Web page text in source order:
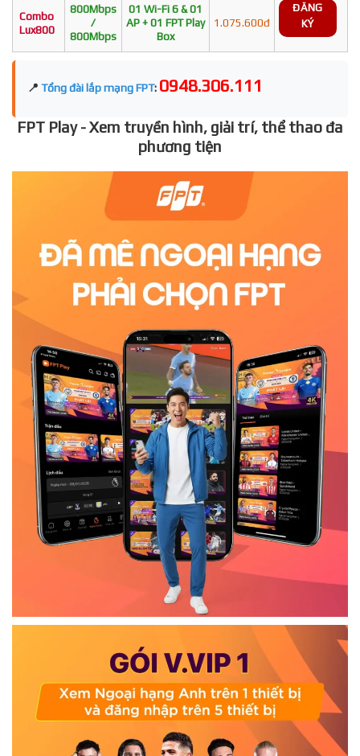
Combo
Lux800
800Mbps
/
800Mbps
01 Wi-Fi 6 & 01
AP + 01 FPT Play
Box
1.075.600đ
ĐĂNG
KÝ
📍 Tổng đài lắp mạng FPT: 0948.306.111
FPT Play - Xem truyền hình, giải trí, thể thao đa
phương tiện